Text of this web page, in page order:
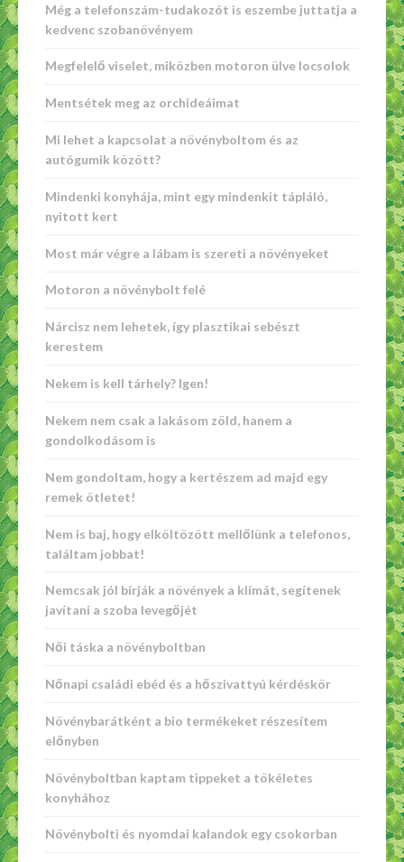
Még a telefonszám-tudakozót is eszembe juttatja a
kedvenc szobanövényem
Megfelelő viselet, miközben motoron ülve locsolok
Mentsétek meg az orchideáimat
Mi lehet a kapcsolat a növényboltom és az
autógumik között?
Mindenki konyhája, mint egy mindenkit tápláló,
nyitott kert
Most már végre a lábam is szereti a növényeket
Motoron a növénybolt felé
Nárcisz nem lehetek, így plasztikai sebészt
kerestem
Nekem is kell tárhely? Igen!
Nekem nem csak a lakásom zöld, hanem a
gondolkodásom is
Nem gondoltam, hogy a kertészem ad majd egy
remek ötletet!
Nem is baj, hogy elköltözött mellőlünk a telefonos,
találtam jobbat!
Nemcsak jól bírják a növények a klímát, segítenek
javítani a szoba levegőjét
Női táska a növényboltban
Nőnapi családi ebéd és a hőszivattyú kérdéskör
Növénybarátként a bio termékeket részesítem
előnyben
Növényboltban kaptam tippeket a tökéletes
konyhához
Növénybolti és nyomdai kalandok egy csokorban